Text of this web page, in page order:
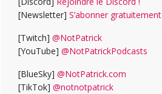
[Newsletter] S’abonner gratuitement
[Twitch] @NotPatrick
[YouTube] @NotPatrickPodcasts
[BlueSky] @NotPatrick.com
[TikTok] @notnotpatrick